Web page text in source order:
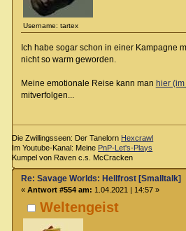
Username: tartex
Ich habe sogar schon in einer Kampagne
nicht so warm geworden.
Meine emotionale Reise kann man hier
mitverfolgen...
Die Zwillingsseen: Der Tanelorn Hexcrawl
Im Youtube-Kanal: Meine PnP-Let's-Plays
Kumpel von Raven c.s. McCracken
Weltengeist
Re: Savage Worlds: Hellfrost [Smalltalk]
« Antwort #554 am: 1.04.2021 | 14:57 »